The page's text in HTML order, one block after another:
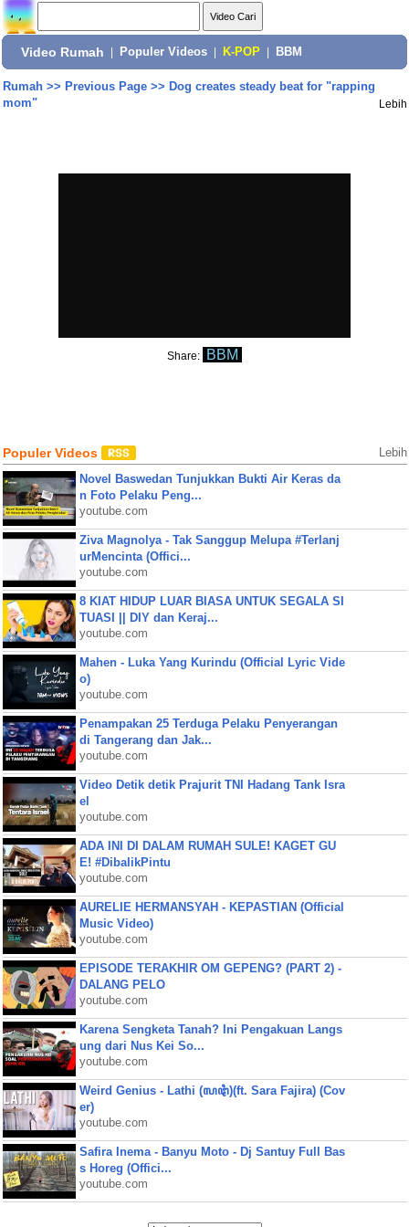
Video Rumah Populer Videos K-POP BBM
Rumah>> Previous Page>> Dog creates steady beat for "rapping
mom"
Lebih
Share: BBM
Populer Videos Lebih
Novel Baswedan Tunjukkan Bukti Air Keras da
n Foto Pelaku Peng...
youtube.com
Ziva Magnolya - Tak Sanggup Melupa #Terlanj
urMencinta (Offici...
youtube.com
8 KIAT HIDUP LUAR BIASA UNTUK SEGALA SI
TUASI || DIY dan Keraj...
youtube.com
Mahen - Luka Yang Kurindu (Official Lyric Vide
o)
youtube.com
Penampakan 25 Terduga Pelaku Penyerangan
di Tangerang dan Jak...
youtube.com
Video Detik detik Prajurit TNI Hadang Tank Isra
el
youtube.com
ADA INI DI DALAM RUMAH SULE! KAGET GU
E! #DibalikPintu
youtube.com
AURELIE HERMANSYAH - KEPASTIAN (Official
Music Video)
youtube.com
EPISODE TERAKHIR OM GEPENG? (PART 2) -
DALANG PELO
youtube.com
Karena Sengketa Tanah? Ini Pengakuan Langs
ung dari Nus Kei So...
youtube.com
Weird Genius - Lathi (ꦭꦛꦶ)(ft. Sara Fajira) (Cov
er)
youtube.com
Safira Inema - Banyu Moto - Dj Santuy Full Bas
s Horeg (Offici...
youtube.com